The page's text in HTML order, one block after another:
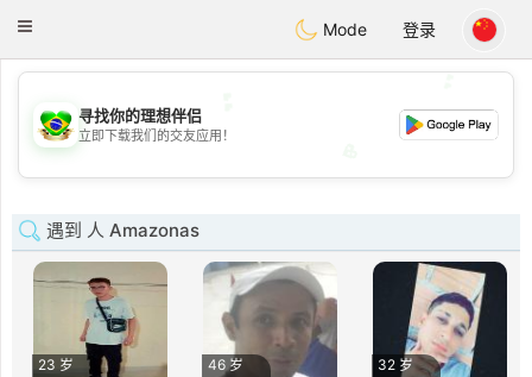
Conversar
Toggle
Mode 登录
💖
💕
寻找你的理想伴侣
立即下载我们的交友应用！
遇到 人 Amazonas
23 岁
46 岁
32 岁